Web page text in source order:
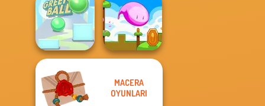
Beaver Weaver Cowboy Swing
Green Ball
MACERA
OYUNLARI